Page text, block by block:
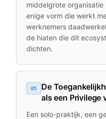
middelgrote
enige vorm die werkt
werknemers
de hiaten die dit
dichten.
05
De
als een Privilege
Een solo-praktijk, een